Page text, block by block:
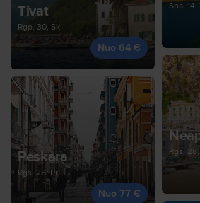
Tivat
Rgp, 30, Sk
Nuo 64 €
Spa, 14,
Peskara
Rgs, 28, Pr
Nuo 77 €
Rgs,